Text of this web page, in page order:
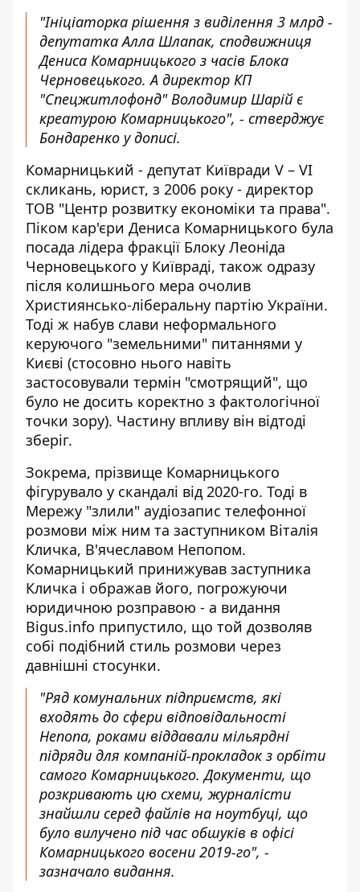
"Ініціаторка рішення з виділення 3 млрд -
депутатка Алла Шлапак, сподвижниця
Дениса Комарницького з часів Блока
Черновецького. А директор КП
"Спецжитлофонд" Володимир Шарій є
креатурою Комарницького", - стверджує
Бондаренко у дописі.
Комарницький - депутат Київради V – VI
скликань, юрист, з 2006 року - директор
ТОВ "Центр розвитку економіки та права".
Піком кар'єри Дениса Комарницького була
посада лідера фракції Блоку Леоніда
Черновецького у Київраді, також одразу
після колишнього мера очолив
Християнсько-ліберальну партію України.
Тоді ж набув слави неформального
керуючого "земельними" питаннями у
Києві (стосовно нього навіть
застосовували термін "смотрящий", що
було не досить коректно з фактологічної
точки зору). Частину впливу він відтоді
зберіг.
Зокрема, прізвище Комарницького
фігурувало у скандалі від 2020-го. Тоді в
Мережу "злили" аудіозапис телефонної
розмови між ним та заступником Віталія
Кличка, В'ячеславом Непопом.
Комарницький принижував заступника
Кличка і ображав його, погрожуючи
юридичною розправою - а видання
Bigus.info припустило, що той дозволяв
собі подібний стиль розмови через
давнішні стосунки.
"Ряд комунальних підприємств, які
входять до сфери відповідальності
Непопа, роками віддавали мільярдні
підряди для компаній-прокладок з орбіти
самого Комарницького. Документи, що
розкривають цю схеми, журналісти
знайшли серед файлів на ноутбуці, що
було вилучено під час обшуків в офісі
Комарницького восени 2019-го", -
зазначало видання.